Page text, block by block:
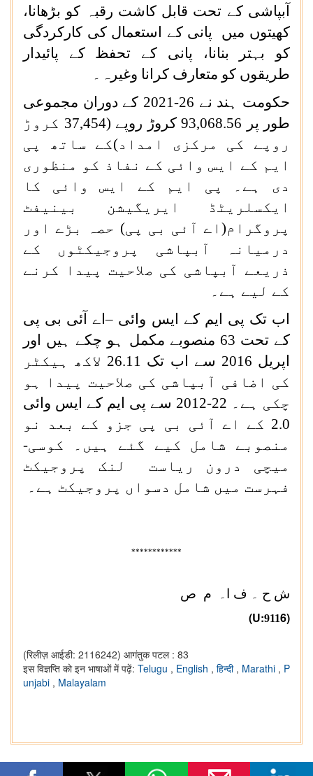
آبپاشی کے تحت قابل کاشت رقبہ کو بڑھانا،
کھیتوں میں پانی کے استعمال کی کارکردگی
کو بہتر بنانا، پانی کے تحفظ کے پائیدار
طریقوں کو متعارف کرانا وغیرہ۔
حکومت ہند نے 26-2021 کے دوران مجموعی
طور پر 93,068.56 کروڑ روپے (37,454 کروڑ
روپے کی مرکزی امداد)کے ساتھ پی
ایم کے ایس وائی کے نفاذ کو منظوری
دی ہے۔ پی ایم کے ایس وائی کا
ایکسلریٹڈ ایریگیشن بینیفٹ
پروگرام(اے آئی بی پی) حصہ بڑے اور
درمیانہ آبپاشی پروجیکٹوں کے
ذریعے آبپاشی کی صلاحیت پیدا کرنے
کے لیے ہے۔
اب تک پی ایم کے ایس وائی –اے آئی بی پی
کے تحت 63 منصوبے مکمل ہو چکے ہیں اور
اپریل 2016 سے اب تک 26.11 لاکھ ہیکٹر
کی اضافی آبپاشی کی صلاحیت پیدا ہو
چکی ہے۔ 22-2012 سے پی ایم کے ایس وائی
2.0 کے اے آئی بی پی جزو کے بعد نو
منصوبے شامل کیے گئے ہیں۔ کوسی-
میچی درون ریاست لنک پروجیکٹ
فہرست میں شامل دسواں پروجیکٹ ہے۔
************
ش ح ۔ ف ا ۔ م ص
(U:9116)
(रिलीज़ आईडी: 2116242) आगंतुक पटल : 83
इस विज्ञप्ति को इन भाषाओं में पढ़ें: Telugu , English , हिन्दी , Marathi , P
unjabi , Malayalam